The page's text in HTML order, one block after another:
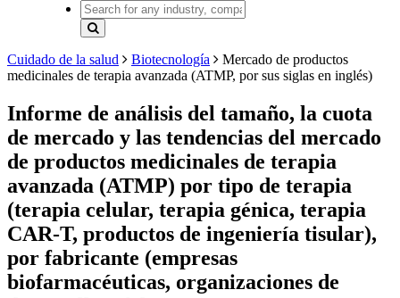
Cuidado de la salud Biotecnología
Mercado de productos
medicinales de terapia avanzada (ATMP, por sus siglas en inglés)
Informe de análisis del tamaño, la cuota
de mercado y las tendencias del mercado
de productos medicinales de terapia
avanzada (ATMP) por tipo de terapia
(terapia celular, terapia génica, terapia
CAR-T, productos de ingeniería tisular),
por fabricante (empresas
biofarmacéuticas, organizaciones de